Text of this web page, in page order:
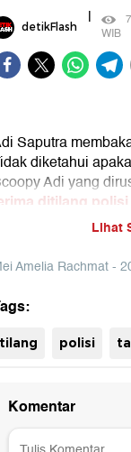
detikFlash |
WIB
Saputra
diketahui
Adi yang
ditilang polisi.
Lihat
Amelia Rachmat -
tilang polisi